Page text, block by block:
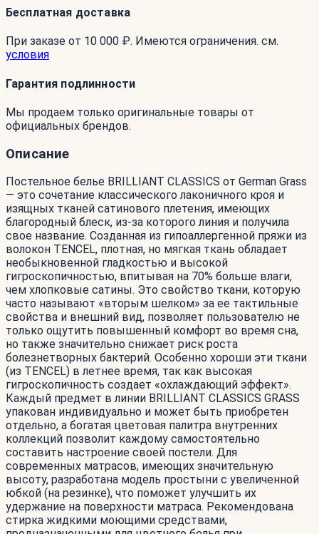
Бесплатная доставка
При заказе от 10 000 ₽. Имеются ограничения. см.
условия
Гарантия подлинности
Мы продаем только оригинальные товары от
официальных брендов.
Описание
Постельное белье BRILLIANT CLASSICS от German Grass
— это сочетание классического лаконичного кроя и
изящных тканей сатинового плетения, имеющих
благородный блеск, из-за которого линия и получила
свое название. Созданная из гипоаллергенной пряжи из
волокон TENCEL, плотная, но мягкая ткань обладает
необыкновенной гладкостью и высокой
гигроскопичностью, впитывая на 70% больше влаги,
чем хлопковые сатины. Это свойство ткани, которую
часто называют «вторым шелком» за ее тактильные
свойства и внешний вид, позволяет пользователю не
только ощутить повышенный комфорт во время сна,
но также значительно снижает риск роста
болезнетворных бактерий. Особенно хороши эти ткани
(из TENCEL) в летнее время, так как высокая
гигроскопичность создает «охлаждающий эффект».
Каждый предмет в линии BRILLIANT CLASSICS GRASS
упакован индивидуально и может быть приобретен
отдельно, а богатая цветовая палитра внутренних
коллекций позволит каждому самостоятельно
составить настроение своей постели. Для
современных матрасов, имеющих значительную
высоту, разработана модель простыни с увеличенной
юбкой (на резинке), что поможет улучшить их
удержание на поверхности матраса. Рекомендована
стирка жидкими моющими средствами,